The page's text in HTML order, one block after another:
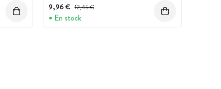
9,96 € Prix avant réduction :
12,45 €
En stock